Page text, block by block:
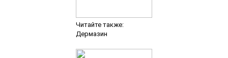
Читайте также:
Дермазин